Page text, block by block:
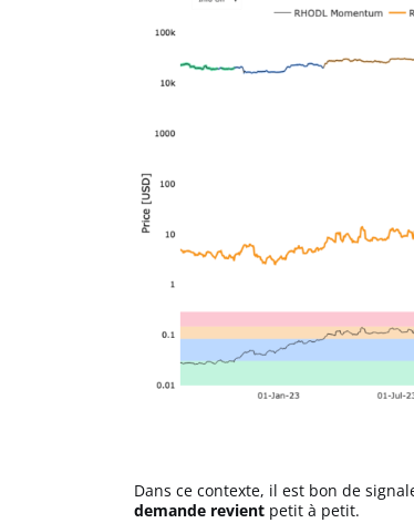
Dans ce contexte, il est bon de
demande revient petit à petit.